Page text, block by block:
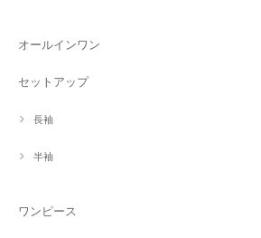
オールインワン
セットアップ
長袖
半袖
ワンピース